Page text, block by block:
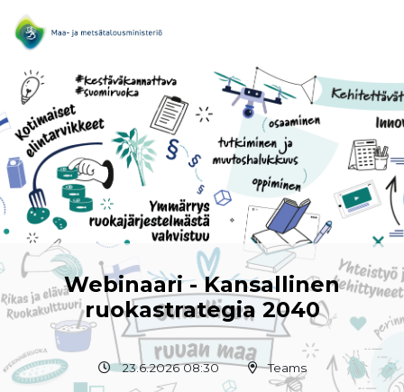
Webinaari - Kansallinen
ruokastrategia 2040
23.6.2026 08:30 Teams